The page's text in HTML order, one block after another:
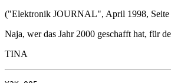
("Elektronik JOURNAL", April 1998, Seite
Naja, wer das Jahr 2000 geschafft hat, für
TINA